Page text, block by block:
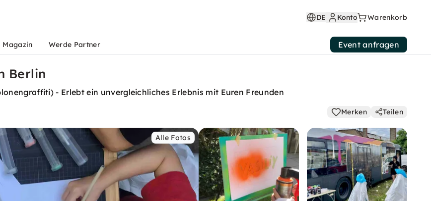
DE Konto Warenkorb
Magazin Werde Partner Event anfragen
Berlin
- Erlebt ein unvergleichliches Erlebnis mit Euren Freunden
Merken Teilen
Alle Fotos